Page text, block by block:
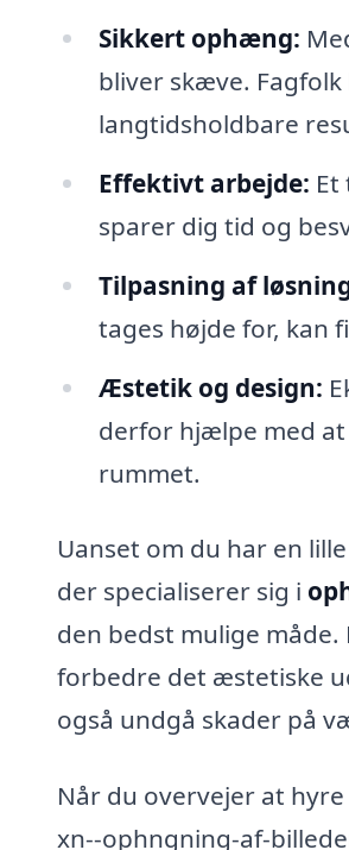
Sikkert ophæng:
bliver skæve.
langtidsholdbare
Effektivt arbejde:
sparer dig tid og
Tilpasning af
tages højde for, kan
Æstetik og design:
derfor hjælpe med
rummet.
Uanset om du har en
der specialiserer sig i
den bedst mulige
forbedre det æstetiske
også undgå skader på
Når du overvejer at
xn--ophngning-af-